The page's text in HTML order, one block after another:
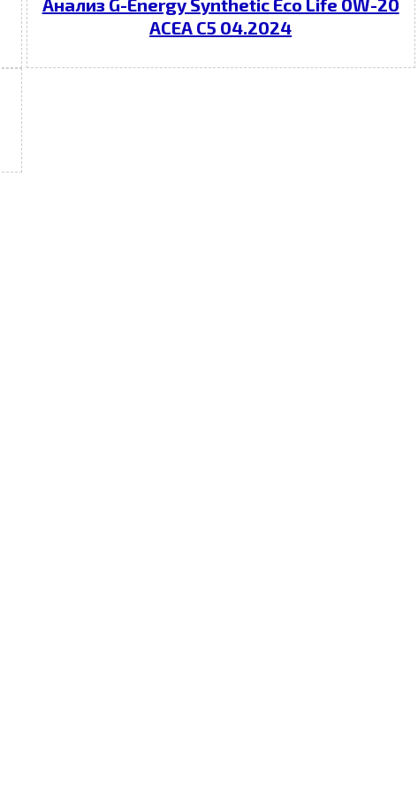
Анализ G-Energy Synthetic Eco Life 0W-20
ACEA C5 04.2024